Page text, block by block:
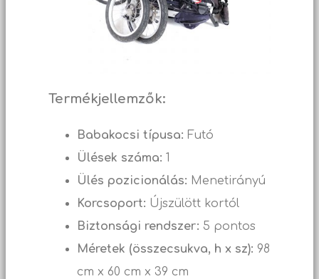
Termékjellemzők:
Babakocsi típusa: Futó
Ülések száma: 1
Ülés pozicionálás: Menetirányú
Korcsoport: Újszülött kortól
Biztonsági rendszer: 5 pontos
Méretek (összecsukva, h x sz): 98
cm x 60 cm x 39 cm